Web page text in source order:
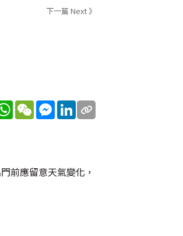
下一篇 Next 》
WhatsApp
WeChatMessenger
LinkedIn
前應留意天氣變化，